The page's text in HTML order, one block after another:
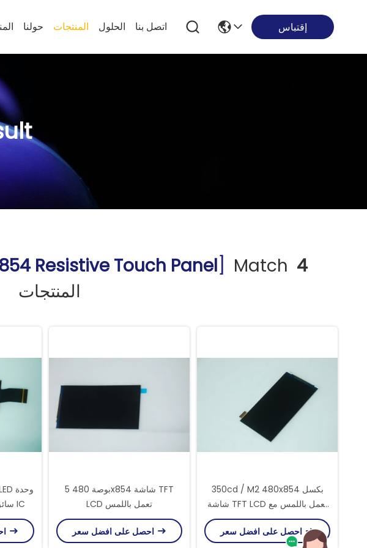
حولنا المنتجات الحلول اتصل بنا إقتباس
Resistive Touch Panel Match 4
المنتجات
العرض مع ILI9806G سائق IC
5 بوصة 480x854 شاشة TFT
LCD تعمل باللمس
350cd / M2 480x854 بكسل
شاشة TFT LCD تعمل باللمس مع
واجهة MIPI